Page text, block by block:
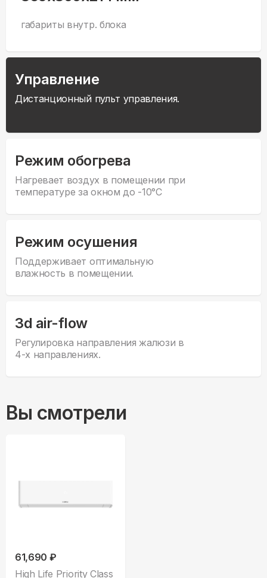
габариты внутр. блока
Управление
Дистанционный пульт управления.
Режим обогрева
Нагревает воздух в помещении при
температуре за окном до -10°С
Режим осушения
Поддерживает оптимальную
влажность в помещении.
3d air-flow
Регулировка направления жалюзи в
4-х направлениях.
Вы смотрели
61,690 ₽
High Life Priority Class